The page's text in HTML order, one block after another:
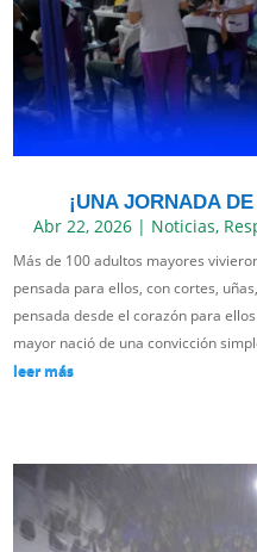
¡UNA JORNADA
Abr 22, 2026| Noticias,
Más de 100 adultos mayores
pensada para ellos, con cortes,
pensada desde el corazón para
mayor nació de una convicción
leer más